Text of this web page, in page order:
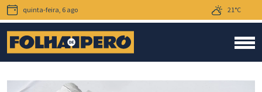
quinta-feira, 6 ago 21°C